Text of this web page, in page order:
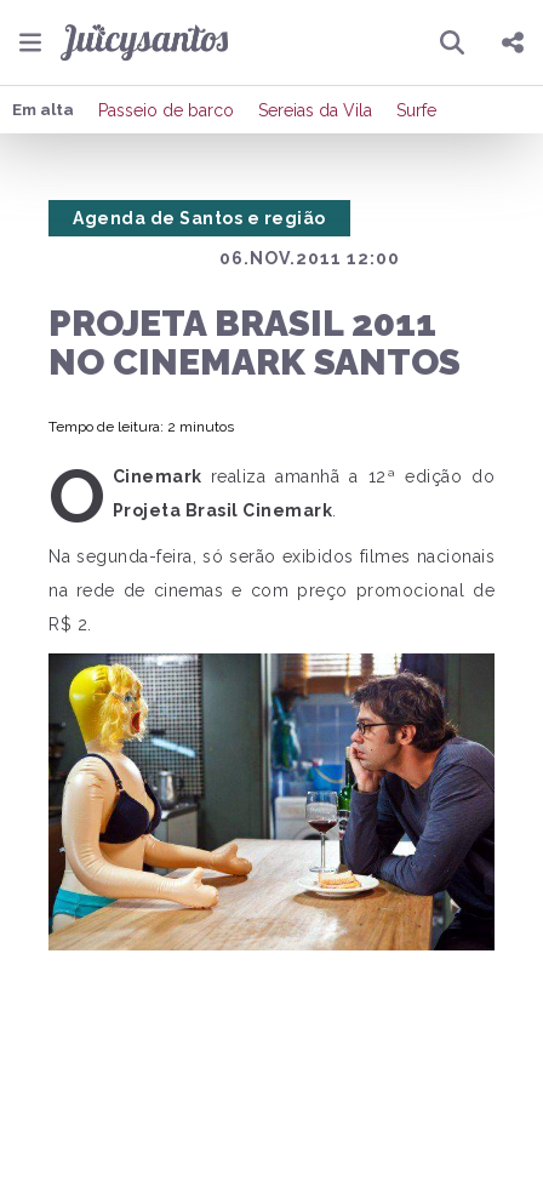
Pesquisar
Compartilhar
Publicar no X
Em alta Passeio de barco Sereias da Vila Surfe
06.NOV.2011 12:00
Agenda de Santos e região
PROJETA BRASIL 2011
NO CINEMARK SANTOS
Tempo de leitura: 2 minutos
O Cinemark realiza amanhã a 12ª edição do
Projeta Brasil Cinemark
Na segunda-feira, só serão exibidos filmes nacionais
na rede de cinemas e com preço promocional de
R$ 2.